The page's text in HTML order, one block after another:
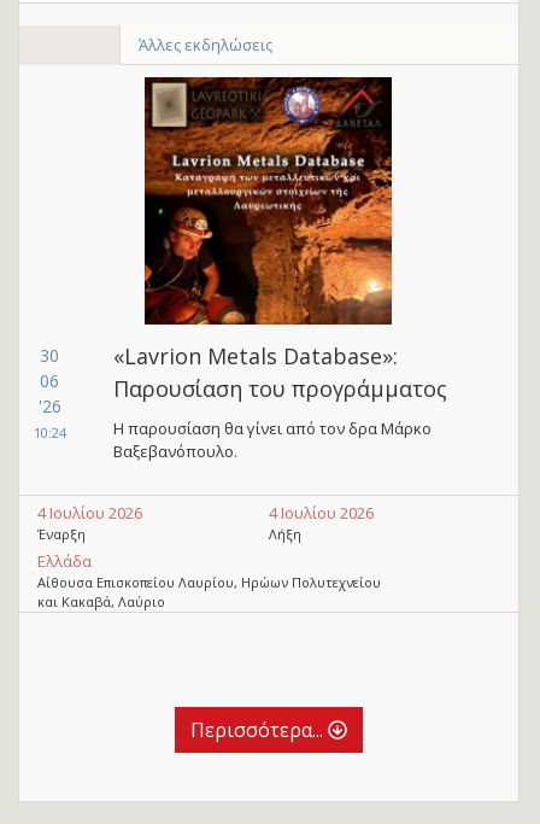
Άλλες εκδηλώσεις
30
06
'26
10:24
«Lavrion Metals Database»:
Παρουσίαση του προγράμματος
Η παρουσίαση θα γίνει από τον δρα Μάρκο
Βαξεβανόπουλο.
4 Ιουλίου 2026
Έναρξη
4 Ιουλίου 2026
Λήξη
Ελλάδα
Αίθουσα Επισκοπείου Λαυρίου, Ηρώων Πολυτεχνείου
και Κακαβά, Λαύριο
Περισσότερα...